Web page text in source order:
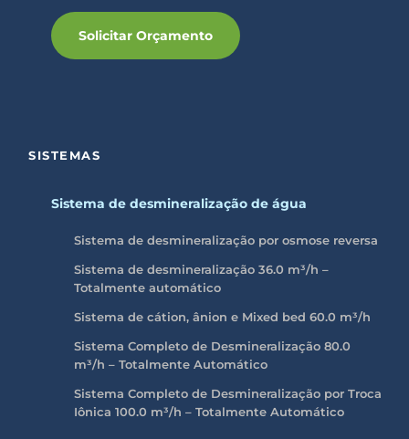
Solicitar Orçamento
SISTEMAS
Sistema de desmineralização de água
Sistema de desmineralização por osmose reversa
Sistema de desmineralização 36.0 m³/h –
Totalmente automático
Sistema de cátion, ânion e Mixed bed 60.0 m³/h
Sistema Completo de Desmineralização 80.0
m³/h – Totalmente Automático
Sistema Completo de Desmineralização por Troca
Iônica 100.0 m³/h – Totalmente Automático